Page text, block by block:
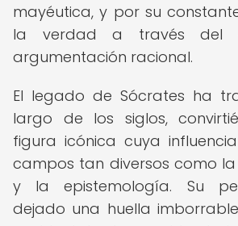
mayéutica, y por su
la verdad a través del
argumentación racional.
El legado de Sócrates ha
largo de los siglos,
figura icónica cuya
campos tan diversos como
y la epistemología. Su
dejado una huella